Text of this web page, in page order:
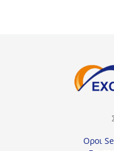
Οροι